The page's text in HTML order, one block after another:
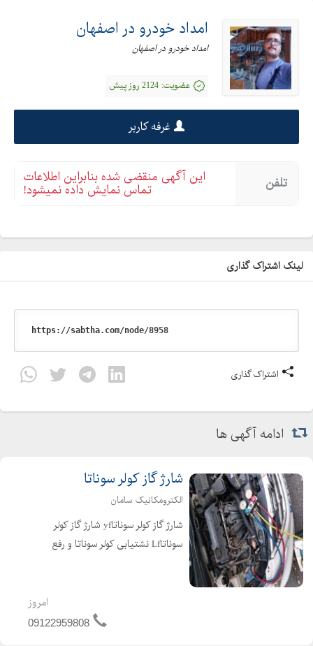
امداد خودرو در اصفهان
امداد خودرو در اصفهان
عضویت: 2124 روز پیش
غرفه کاربر
تلفن این آگهی منقضی شده بنابراین اطلاعات
تماس نمایش داده نمیشود!
لینک اشتراک گذاری
اشتراک گذاری
ادامه آگهی ها
شارژ گاز کولر سوناتا
الکترومکانیک سامان
شارژ گاز کولر سوناتاyf شارژ گاز کولر
سوناتاLf نشتیابی کولر سوناتا و رفع
هانیول آمریکا، هارپ و فروژن انگلیس،امروز
09122959808